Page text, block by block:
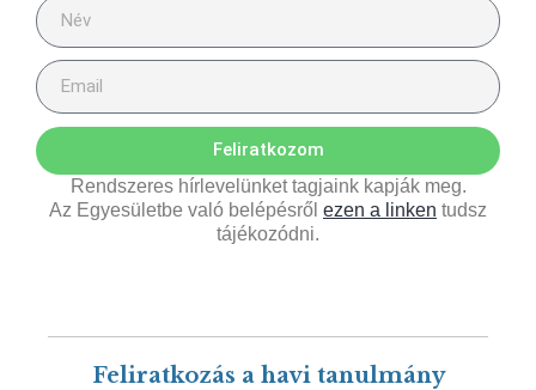
Feliratkozom
Rendszeres hírlevelünket tagjaink kapják meg.
Az Egyesületbe való belépésről ezen a linken tudsz
tájékozódni.
Feliratkozás a havi tanulmány